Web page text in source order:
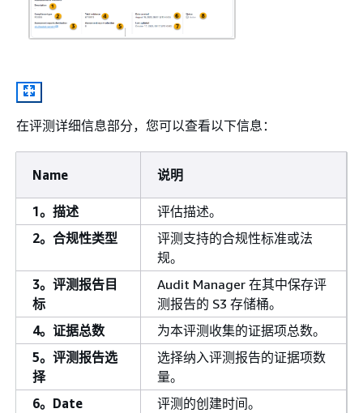
在评测详细信息部分，您可以查看以下信息：
Name 说明
1。描述
评估描述。
2。合规性类型
评测支持的合规性标准或法
规。
3。评测报告目
标
Audit Manager 在其中保存评
测报告的 S3 存储桶。
4。证据总数
为本评测收集的证据项总数。
5。评测报告选
择
选择纳入评测报告的证据项数
量。
6。Date
评测的创建时间。